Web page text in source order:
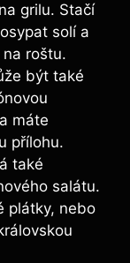
grilu. Stačí
solí a
roštu.
být také
máte
přílohu.
také
salátu.
plátky, nebo